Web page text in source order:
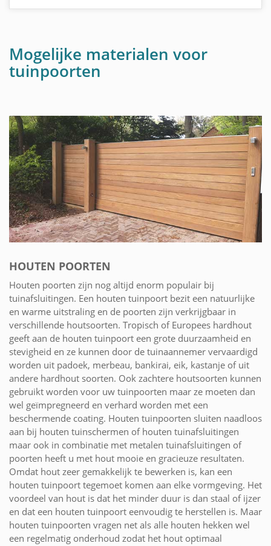
Mogelijke materialen voor
tuinpoorten
HOUTEN POORTEN
Houten poorten zijn nog altijd enorm populair bij
tuinafsluitingen. Een houten tuinpoort bezit een natuurlijke
en warme uitstraling en de poorten zijn verkrijgbaar in
verschillende houtsoorten. Tropisch of Europees hardhout
geeft aan de houten tuinpoort een grote duurzaamheid en
stevigheid en ze kunnen door de tuinaannemer vervaardigd
worden uit padoek, merbeau, bankirai, eik, kastanje of uit
andere hardhout soorten. Ook zachtere houtsoorten kunnen
gebruikt worden voor uw tuinpoorten maar ze moeten dan
wel geïmpregneerd en verhard worden met een
beschermende coating. Houten tuinpoorten sluiten naadloos
aan bij houten tuinschermen of houten tuinafsluitingen
maar ook in combinatie met metalen tuinafsluitingen of
poorten heeft u met hout mooie en gracieuze resultaten.
Omdat hout zeer gemakkelijk te bewerken is, kan een
houten tuinpoort tegemoet komen aan elke vormgeving. Het
voordeel van hout is dat het minder duur is dan staal of ijzer
en dat een houten tuinpoort eenvoudig te herstellen is. Maar
houten tuinpoorten vragen net als alle houten hekken wel
een regelmatig onderhoud zodat het hout optimaal